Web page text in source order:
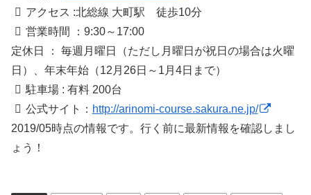
アクセス :北総線 大町駅 徒歩10分
営業時間 ：9:30～17:00
定休日 ： 毎週月曜日（ただし月曜日が祝日の場合は火曜
日）、年末年始（12月26日～1月4日まで）
駐車場 : 有料 200台
公式サイト： http://arinomi-course.sakura.ne.jp/
2019/05時点の情報です。行く前に最新情報を確認しまし
ょう！